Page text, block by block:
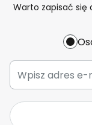
Warto zapisać się